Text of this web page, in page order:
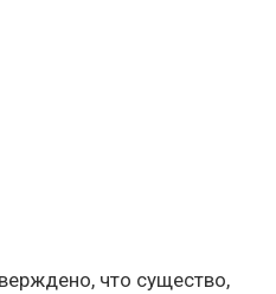
что существо,